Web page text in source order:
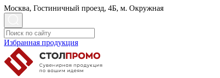
Москва, Гостиничный проезд, 4Б, м. Окружная
Избранная продукция